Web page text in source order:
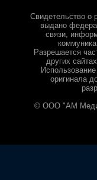
Свидетельство
выдано
связи,
Разрешается
других
оригинала
© ООО "АМ